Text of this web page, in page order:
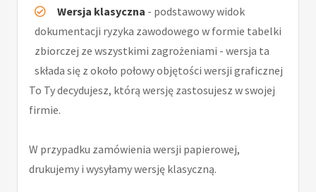
Wersja klasyczna - podstawowy widok
dokumentacji ryzyka zawodowego w formie tabelki
zbiorczej ze wszystkimi zagrożeniami - wersja ta
składa się z około połowy objętości wersji graficznej
To Ty decydujesz, którą wersję zastosujesz w swojej
firmie.
W przypadku zamówienia wersji papierowej,
drukujemy i wysyłamy wersję klasyczną.